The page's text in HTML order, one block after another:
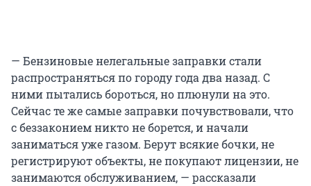
— Бензиновые нелегальные заправки стали
распространяться по городу года два назад. С
ними пытались бороться, но плюнули на это.
Сейчас те же самые заправки почувствовали, что
с беззаконием никто не борется, и начали
заниматься уже газом. Берут всякие бочки, не
регистрируют объекты, не покупают лицензии, не
занимаются обслуживанием, — рассказали